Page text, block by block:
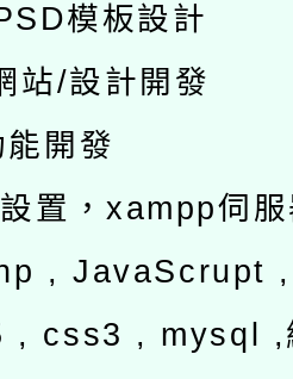
模板設計
站/設計開發
開發
置，xampp伺
, JavaScrupt
, css3 , mysql ,